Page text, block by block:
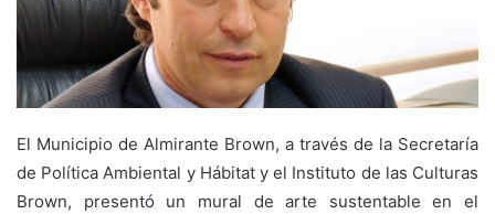
El Municipio de Almirante Brown, a través de la Secretaría
de Política Ambiental y Hábitat y el Instituto de las Culturas
Brown, presentó un mural de arte sustentable en el